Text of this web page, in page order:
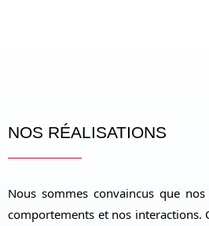
NOS RÉALISATIONS
Nous sommes convaincus que
comportements et nos interactions.